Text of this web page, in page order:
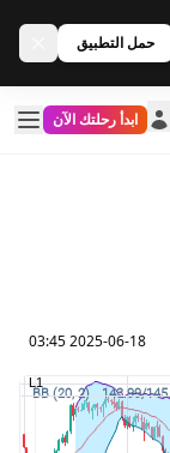
حمل التطبيق
ابدأ رحلتك الآن
2025-06-18 03:45